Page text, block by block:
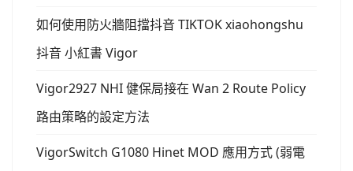
如何使用防火牆阻擋抖音 TIKTOK xiaohongshu
抖音 小紅書 Vigor
Vigor2927 NHI 健保局接在 Wan 2 Route Policy
路由策略的設定方法
VigorSwitch G1080 Hinet MOD 應用方式 (弱電